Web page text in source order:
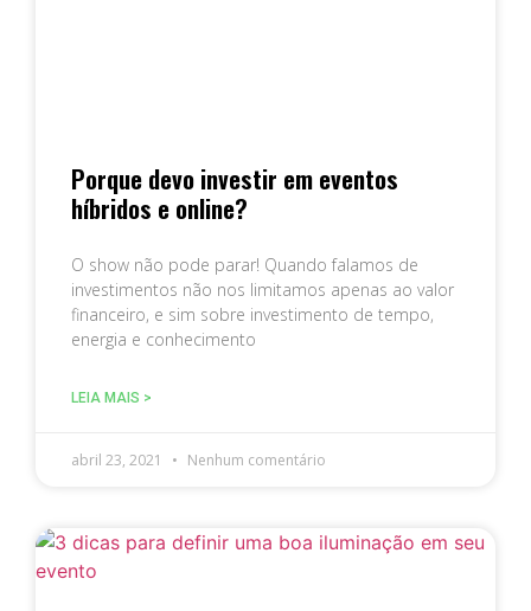
Porque devo investir em eventos
híbridos e online?
O show não pode parar! Quando falamos de
investimentos não nos limitamos apenas ao valor
financeiro, e sim sobre investimento de tempo,
energia e conhecimento
LEIA MAIS >
abril 23, 2021 Nenhum comentário